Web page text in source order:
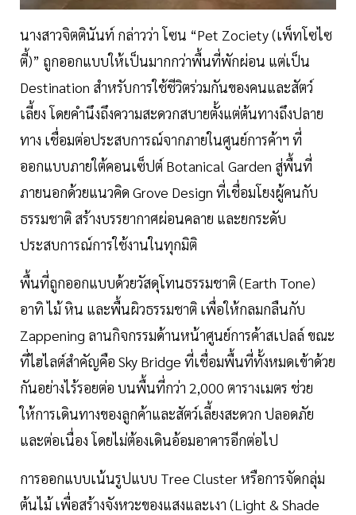
นางสาวจิตตินันท์ กล่าวว่า โซน “Pet Zociety (เพ็ทโซไซ
ตี้)” ถูกออกแบบให้เป็นมากกว่าพื้นที่พักผ่อน แต่เป็น
Destination สำหรับการใช้ชีวิตร่วมกันของคนและสัตว์
เลี้ยง โดยคำนึงถึงความสะดวกสบายตั้งแต่ต้นทางถึงปลาย
ทาง เชื่อมต่อประสบการณ์จากภายในศูนย์การค้าฯ ที่
ออกแบบภายใต้คอนเซ็ปต์ Botanical Garden สู่พื้นที่
ภายนอกด้วยแนวคิด Grove Design ที่เชื่อมโยงผู้คนกับ
ธรรมชาติ สร้างบรรยากาศผ่อนคลาย และยกระดับ
ประสบการณ์การใช้งานในทุกมิติ
พื้นที่ถูกออกแบบด้วยวัสดุโทนธรรมชาติ (Earth Tone)
อาทิ ไม้ หิน และพื้นผิวธรรมชาติ เพื่อให้กลมกลืนกับ
Zappening ลานกิจกรรมด้านหน้าศูนย์การค้าสเปลล์ ขณะ
ที่ไฮไลต์สำคัญคือ Sky Bridge ที่เชื่อมพื้นที่ทั้งหมดเข้าด้วย
กันอย่างไร้รอยต่อ บนพื้นที่กว่า 2,000 ตารางเมตร ช่วย
ให้การเดินทางของลูกค้าและสัตว์เลี้ยงสะดวก ปลอดภัย
และต่อเนื่อง โดยไม่ต้องเดินอ้อมอาคารอีกต่อไป
การออกแบบเน้นรูปแบบ Tree Cluster หรือการจัดกลุ่ม
ต้นไม้ เพื่อสร้างจังหวะของแสงและเงา (Light & Shade